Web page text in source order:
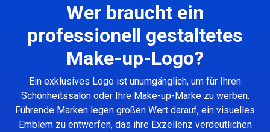
Wer braucht ein
professionell gestaltetes
Make-up-Logo?
Ein exklusives Logo ist unumgänglich, um für Ihren
Schönheitssalon oder Ihre Make-up-Marke zu werben.
Führende Marken legen großen Wert darauf, ein visuelles
Emblem zu entwerfen, das ihre Exzellenz verdeutlichen